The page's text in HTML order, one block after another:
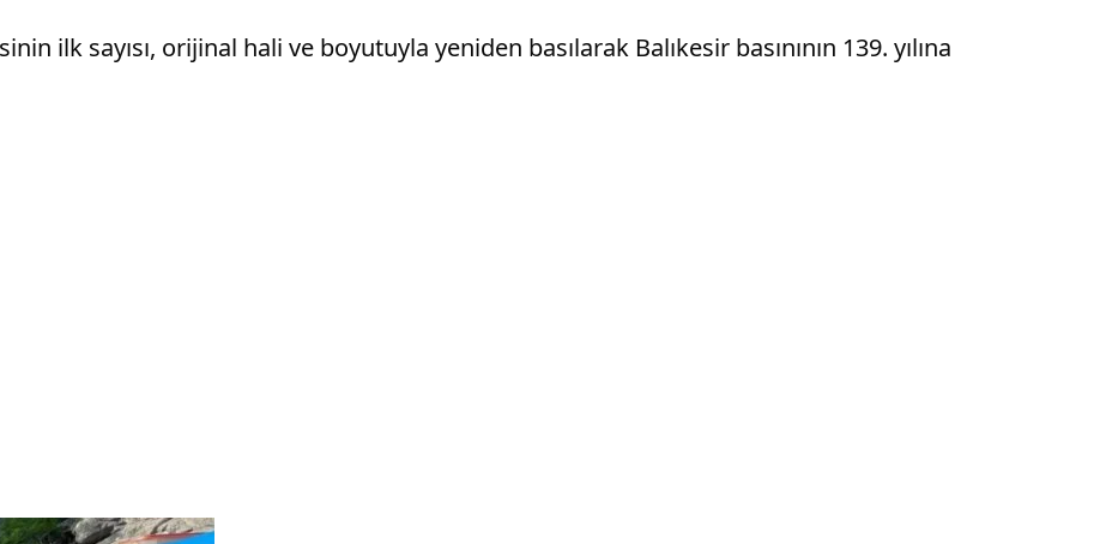
ilk sayısı, orijinal hali ve boyutuyla yeniden basılarak Balıkesir basınının 139. yılına